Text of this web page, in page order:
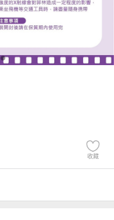
收藏